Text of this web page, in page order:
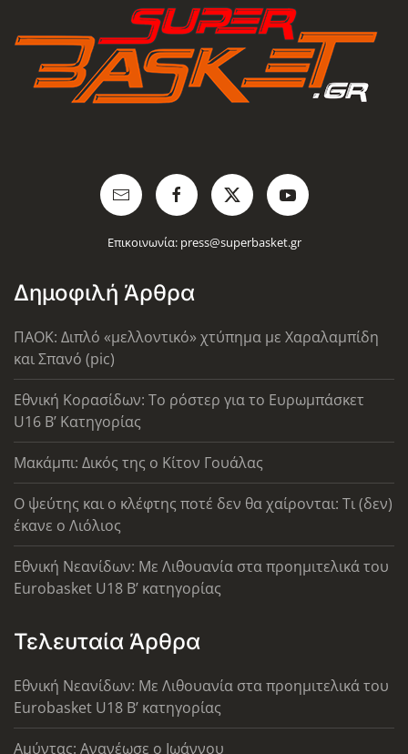
Επικοινωνία: press@superbasket.gr
Δημοφιλή Άρθρα
ΠΑΟΚ: Διπλό «μελλοντικό» χτύπημα με Χαραλαμπίδη
και Σπανό (pic)
Εθνική Κορασίδων: Το ρόστερ για το Ευρωμπάσκετ
U16 B’ Κατηγορίας
Μακάμπι: Δικός της ο Κίτον Γουάλας
Ο ψεύτης και ο κλέφτης ποτέ δεν θα χαίρονται: Τι (δεν)
έκανε ο Λιόλιος
Εθνική Νεανίδων: Με Λιθουανία στα προημιτελικά του
Eurobasket U18 Β’ κατηγορίας
Τελευταία Άρθρα
Εθνική Νεανίδων: Με Λιθουανία στα προημιτελικά του
Eurobasket U18 Β’ κατηγορίας
Αμύντας: Ανανέωσε ο Ιωάννου